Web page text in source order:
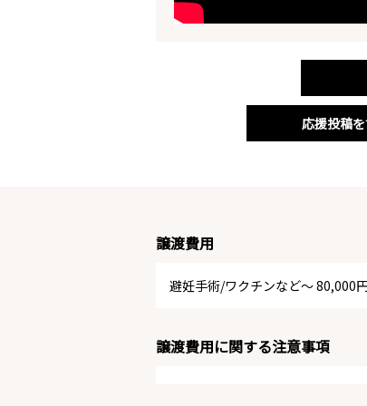
応援投稿
譲渡費用
避妊手術/ワクチンなど～ 80,000
譲渡費用に関する注意事項